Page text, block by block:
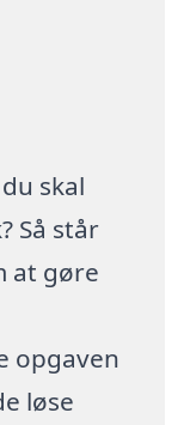
skal
Så står
at gøre
opgaven
løse